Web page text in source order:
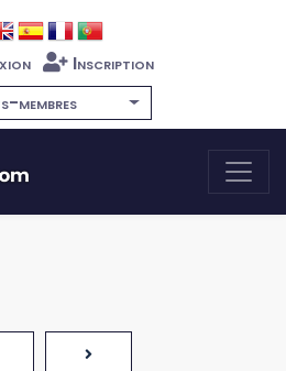
Inscription
membres